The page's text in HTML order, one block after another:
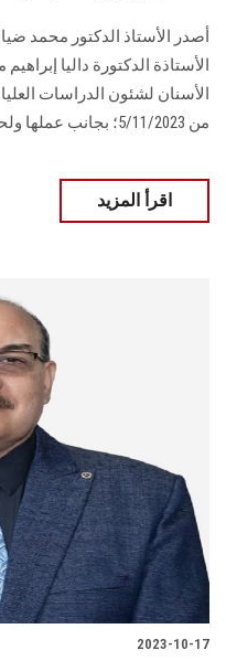
أصدر الأستاذ الدكتور محمد
الأستاذة الدكتورة داليا
الأسنان لشئون الدراسات
من 5/11/2023؛ بجانب عملها ولحين تعيين عميد للكلية........................
اقرأ المزيد
2023-10-17